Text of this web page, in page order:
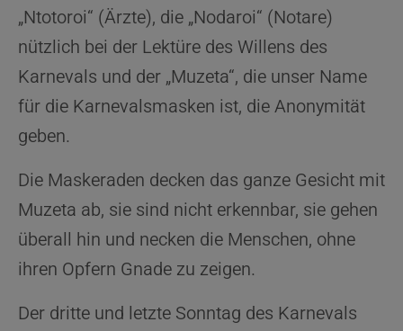
„Ntotoroi“ (Ärzte), die „Nodaroi“ (Notare)
nützlich bei der Lektüre des Willens des
Karnevals und der „Muzeta“, die unser Name
für die Karnevalsmasken ist, die Anonymität
geben.
Die Maskeraden decken das ganze Gesicht mit
Muzeta ab, sie sind nicht erkennbar, sie gehen
überall hin und necken die Menschen, ohne
ihren Opfern Gnade zu zeigen.
Der dritte und letzte Sonntag des Karnevals